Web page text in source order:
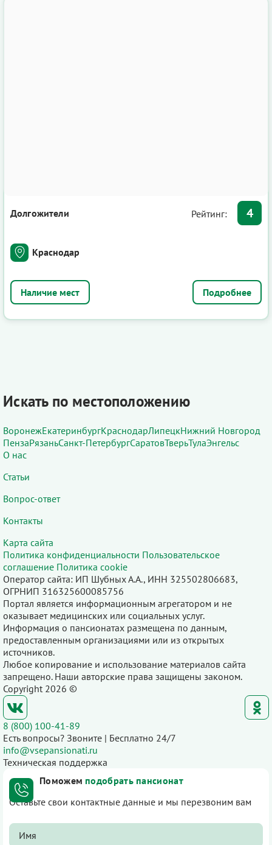
Долгожители Рейтинг: 4
Краснодар
Подробнее
Искать по местоположению
ВоронежЕкатеринбургКраснодарЛипецкНижний Новгород
ПензаРязаньСанкт-ПетербургСаратовТверьТулаЭнгельс
О нас
Статьи
Вопрос-ответ
Контакты
Карта сайта
Политика конфиденциальности Пользовательское
соглашение Политика cookie
Оператор сайта: ИП Шубных А.А., ИНН 325502806683,
ОГРНИП 316325600085756
Портал является информационным агрегатором и не
оказывает медицинских или социальных услуг.
Информация о пансионатах размещена по данным,
предоставленным организациями или из открытых
источников.
Любое копирование и использование материалов сайта
запрещено. Наши авторские права защищены законом.
Copyright 2026 ©
8 (800) 100-41-89
Есть вопросы? Звоните | Бесплатно 24/7
info@vsepansionati.ru
Техническая поддержка
Поможем подобрать пансионат
Оставьте свои контактные данные и мы перезвоним вам